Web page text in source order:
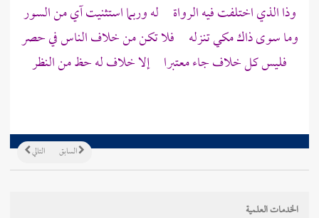
وذا الذي اختلفت فيه الرواة له وربما استثنيت آي من السور
وما سوى ذاك مكي تنزله فلا تكن من خلاف الناس في حصر
فليس كل خلاف جاء معتبرا إلا خلاف له حظ من النظر
التالي السابق
الخدمات العلمية